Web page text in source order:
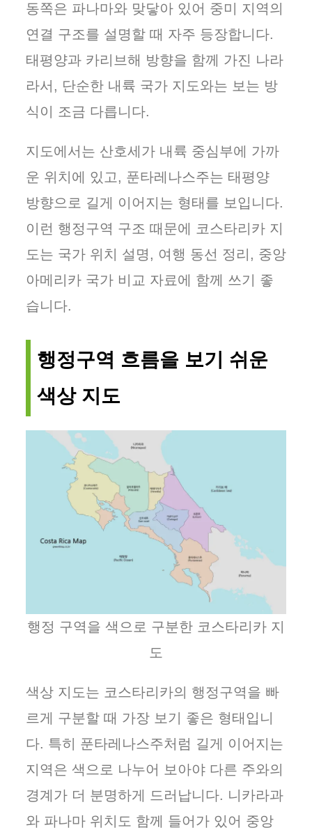
동쪽은 파나마와 맞닿아 있어 중미 지역의
연결 구조를 설명할 때 자주 등장합니다.
태평양과 카리브해 방향을 함께 가진 나라
라서, 단순한 내륙 국가 지도와는 보는 방
식이 조금 다릅니다.
지도에서는 산호세가 내륙 중심부에 가까
운 위치에 있고, 푼타레나스주는 태평양
방향으로 길게 이어지는 형태를 보입니다.
이런 행정구역 구조 때문에 코스타리카 지
도는 국가 위치 설명, 여행 동선 정리, 중앙
아메리카 국가 비교 자료에 함께 쓰기 좋
습니다.
행정구역 흐름을 보기 쉬운
색상 지도
행정 구역을 색으로 구분한 코스타리카 지
도
색상 지도는 코스타리카의 행정구역을 빠
르게 구분할 때 가장 보기 좋은 형태입니
다. 특히 푼타레나스주처럼 길게 이어지는
지역은 색으로 나누어 보아야 다른 주와의
경계가 더 분명하게 드러납니다. 니카라과
와 파나마 위치도 함께 들어가 있어 중앙